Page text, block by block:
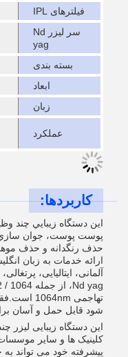
فیلترهای IPL
سر لیزر Nd
yag
بسته بندی
ابعاد
زبان
عملکرد
کاربردها:
اين دستگاه زيبايي چند
پوست پوست، جوان
حذف رنگدانه و حذف
ارائه خدمات به زبان
آلمانی، ایتالیایی،
شود قابل حمل و آسان
این دستگاه زیبایی لیزر
کلینیک ها و سایر
پیشرفته خود می تواند